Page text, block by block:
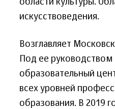
искусствоведения.
Возглавляет
Под ее
образовательный
всех уровней
образования. В 2019